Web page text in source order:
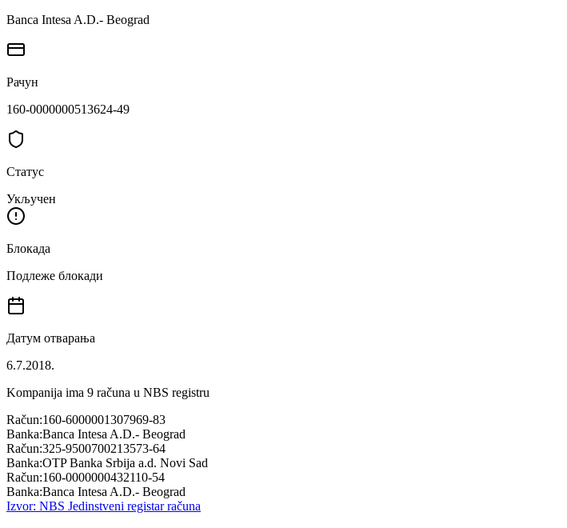
Banca Intesa A.D.- Beograd
Рачун
160-0000000513624-49
Статус
Укључен
Блокада
Подлеже блокади
Датум отварања
6.7.2018.
Kompanija ima 9 računa u NBS registru
Račun:160-6000001307969-83
Banka:Banca Intesa A.D.- Beograd
Račun:325-9500700213573-64
Banka:OTP Banka Srbija a.d. Novi Sad
Račun:160-0000000432110-54
Banka:Banca Intesa A.D.- Beograd
Izvor: NBS Jedinstveni registar računa